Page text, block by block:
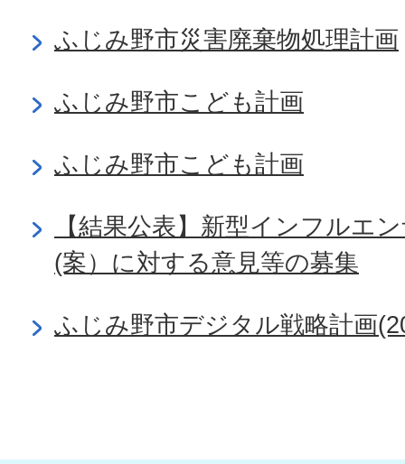
ふじみ野市災害廃棄物処理計画
ふじみ野市こども計画
ふじみ野市こども計画
【結果公表】新型インフルエ
(案）に対する意見等の募集
ふじみ野市デジタル戦略計画